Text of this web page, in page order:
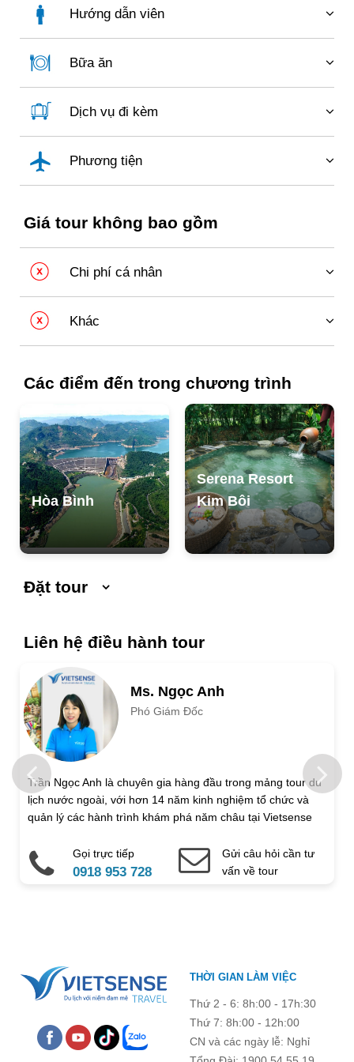
chuẩn 02 người lớn/phòng (kèm trẻ em nếu có).
Hướng dẫn viên
Hướng dẫn viên nhiệt tình, đồng hành và hỗ trợ đoàn
Bữa ăn
01 bữa sáng tại resort, 01 bữa ăn tại resort giá
ngoài giá 180.000VNĐ/người/bữa.
Dịch vụ đi kèm
Nước uống đóng chai phục vụ trên xe trong suốt
Vé tham quan các điểm có trong chương trình tour.
Chương trình Teambuilding đầy đủ kịch bản cùng
Gala Dinner được chuẩn bị chuyên nghiệp
Phương tiện
Xe du lịch 45 chỗ đời mới đưa đón theo lịch trình, lái
Giá tour không bao gồm
Chi phí cá nhân
Các loại đồ uống cá nhân như bia, rượu, nước
Khác
Các khoản phát sinh ngoài chương trình và không
Các điểm đến trong chương trình
Hòa Bình
Serena Resort
Kim Bôi
Đặt tour
Số người lớn
Trẻ em 1 đến 5 tuổi
Họ và tên
Địa chỉ liên hệ
Điện thoại di động Email
Chú ý: Trường mang dấu (* ) là bắt buộc. Vui lòng không để
trống !
Liên hệ điều hành tour
Ms. Ngọc Anh
Phó Giám Đốc
Trần Ngọc Anh là chuyên gia hàng đầu trong mảng tour du
lịch nước ngoài, với hơn 14 năm kinh nghiệm tổ chức và
quản lý các hành trình khám phá năm châu tại Vietsense
Gọi trực tiếp
0918 953 728
Gửi câu hỏi cần tư
vấn về tour
THỜI GIAN LÀM VIỆC
Thứ 2 - 6: 8h:00 - 17h:30
Thứ 7: 8h:00 - 12h:00
CN và các ngày lễ: Nghỉ